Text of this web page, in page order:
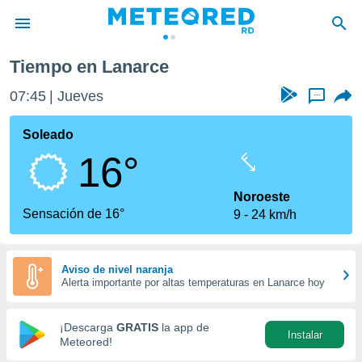
de
ha sido
calidad.
a este
las
y
forma
digital
basada
Tiempo en Lanarce
07:45 Jueves ...
Soleado
16°
Sensación de 16°
Noroeste
9
24 km/h
Aviso de nivel naranja
Alerta importante por altas temperaturas en Lanarce hoy
¡Descarga GRATIS la app de
Meteored!
Instalar